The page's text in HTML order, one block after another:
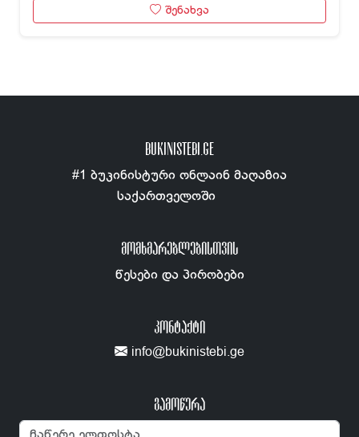
შენახვა
BUKINISTEBI.GE
#1 ბუკინისტური ონლაინ მაღაზია
საქართველოში
ᲛᲝᲛᲮᲛᲐᲠᲔᲑᲚᲔᲑᲘᲡᲗᲕᲘᲡ
წესები და პირობები
ᲙᲝᲜᲢᲐᲥᲢᲘ
info@bukinistebi.ge
გამოწერა